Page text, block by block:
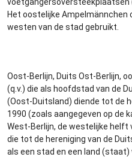
Het oostelijke Ampelmännchen
westen van de stad gebruikt.
Oost-Berlijn, Duits Ost-Berlijn,
(q.v.) die als hoofdstad van de
(Oost-Duitsland) diende tot de
1990 (zoals aangegeven op de
West-Berlijn, de westelijke helft
die tot de hereniging van de
als een stad en een land (staat)